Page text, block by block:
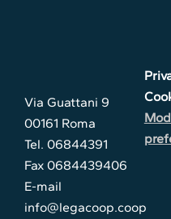
Via Guattani 9
00161 Roma
Tel. 06844391
Fax 0684439406
E-mail
info@legacoop.coop